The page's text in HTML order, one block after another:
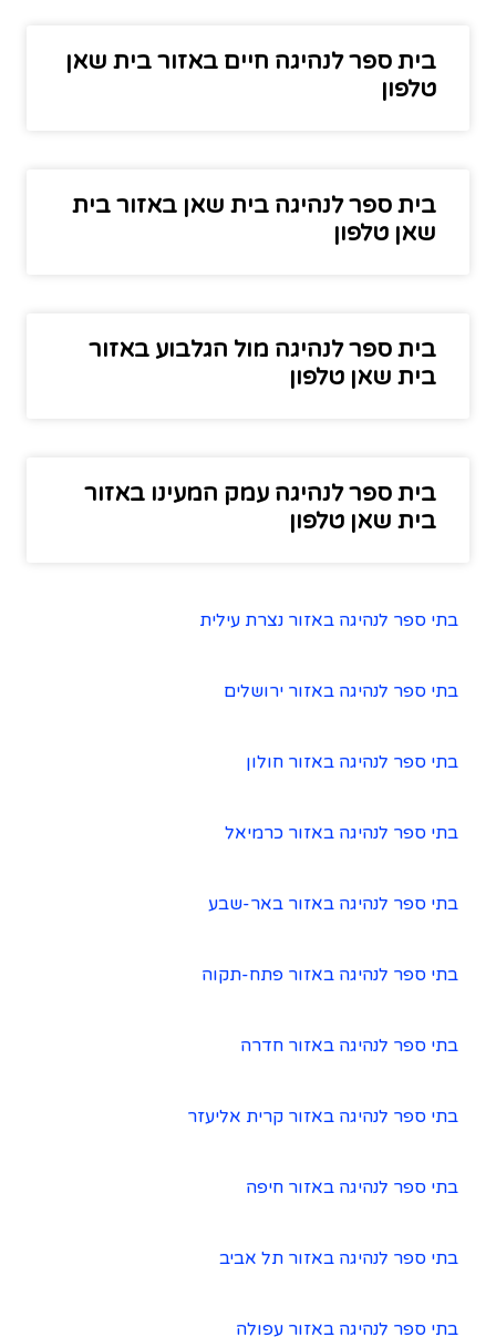
בית ספר לנהיגה חיים באזור בית שאן
טלפון
בית ספר לנהיגה בית שאן באזור בית
שאן טלפון
בית ספר לנהיגה מול הגלבוע באזור
בית שאן טלפון
בית ספר לנהיגה עמק המעינו באזור
בית שאן טלפון
בתי ספר לנהיגה באזור נצרת עילית
בתי ספר לנהיגה באזור ירושלים
בתי ספר לנהיגה באזור חולון
בתי ספר לנהיגה באזור כרמיאל
בתי ספר לנהיגה באזור באר-שבע
בתי ספר לנהיגה באזור פתח-תקוה
בתי ספר לנהיגה באזור חדרה
בתי ספר לנהיגה באזור קרית אליעזר
בתי ספר לנהיגה באזור חיפה
בתי ספר לנהיגה באזור תל אביב
בתי ספר לנהיגה באזור עפולה